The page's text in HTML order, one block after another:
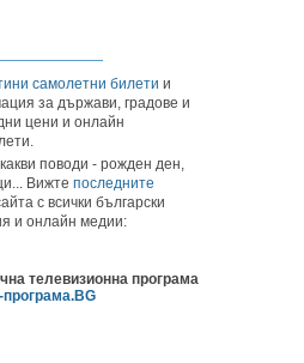
самолетни билети и
за държави, градове и
цени и онлайн
поводи - рожден ден,
Вижте последните
с всички български
и онлайн медии:
телевизионна програма